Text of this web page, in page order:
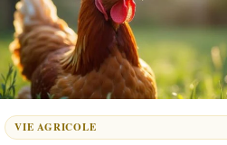
VIE AGRICOLE